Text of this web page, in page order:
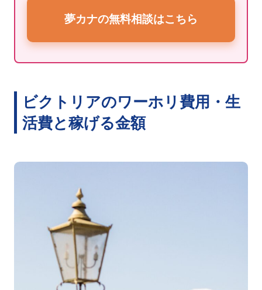
夢カナの無料相談はこちら
ビクトリアのワーホリ費用・生
活費と稼げる金額